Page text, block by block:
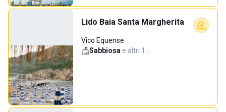
Lido Baia Santa Margherita
Vico Equense
Sabbiosa·e altri 1…